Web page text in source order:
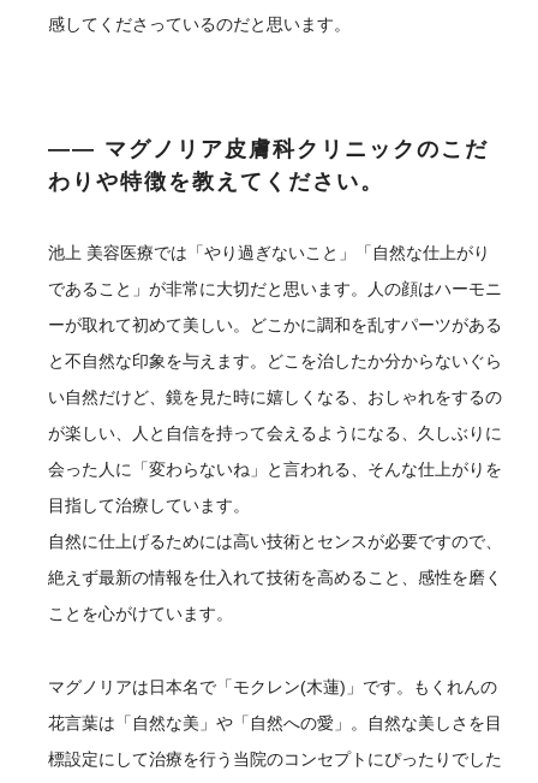
感してくださっているのだと思います。
―― マグノリア皮膚科クリニックのこだ
わりや特徴を教えてください。
池上 美容医療では「やり過ぎないこと」「自然な仕上がり
であること」が非常に大切だと思います。人の顔はハーモニ
ーが取れて初めて美しい。どこかに調和を乱すパーツがある
と不自然な印象を与えます。どこを治したか分からないぐら
い自然だけど、鏡を見た時に嬉しくなる、おしゃれをするの
が楽しい、人と自信を持って会えるようになる、久しぶりに
会った人に「変わらないね」と言われる、そんな仕上がりを
目指して治療しています。
自然に仕上げるためには高い技術とセンスが必要ですので、
絶えず最新の情報を仕入れて技術を高めること、感性を磨く
ことを心がけています。
マグノリアは日本名で「モクレン(木蓮)」です。もくれんの
花言葉は「自然な美」や「自然への愛」。自然な美しさを目
標設定にして治療を行う当院のコンセプトにぴったりでした